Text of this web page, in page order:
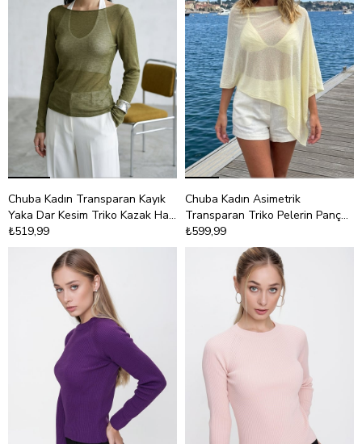
Chuba Kadın Transparan Kayık
Yaka Dar Kesim Triko Kazak Haki
26S3045
₺519,99
Chuba Kadın Asimetrik
Transparan Triko Pelerin Panço
Sarı 26S3044
₺599,99